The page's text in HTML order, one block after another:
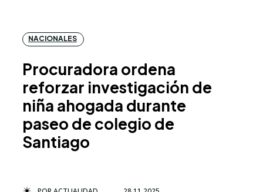
NACIONALES
Procuradora ordena
reforzar investigación de
niña ahogada durante
paseo de colegio de
Santiago